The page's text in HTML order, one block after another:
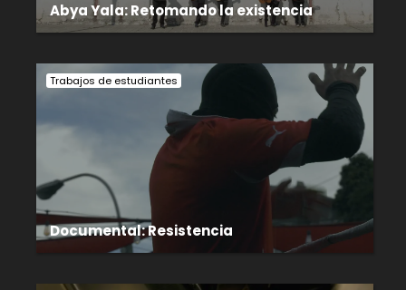
Abya Yala: Retomando la existencia
Trabajos de estudiantes
Documental: Resistencia